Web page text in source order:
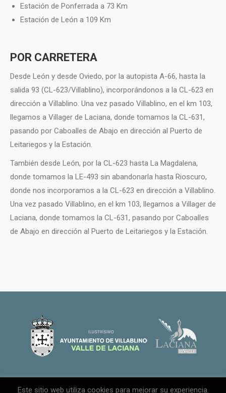
Estación de Ponferrada a 73 Km
Estación de León a 109 Km
POR CARRETERA
Desde León y desde Oviedo, por la autopista A-66, hasta la
salida 93 (CL-623/Villablino), incorporándonos a la CL-623 en
dirección a Villablino. Una vez pasado Villablino, en el km 103,
llegamos a Villager de Laciana, donde tomamos la CL-631,
pasando por Caboalles de Abajo en dirección al Puerto de
Leitariegos y la Estación.
También desde León, por la CL-623 hasta La Magdalena,
donde tomamos la LE-493 sin abandonarla hasta Rioscuro,
donde nos incorporamos a la CL-623 en dirección a Villablino.
Una vez pasado Villablino, en el km 103, llegamos a Villager de
Laciana, donde tomamos la CL-631, pasando por Caboalles
de Abajo en dirección al Puerto de Leitariegos y la Estación.
Aviso legal|Política de privacidad| Contacto|
Ayuntamiento de Villablino, Avenida de la Constitución, 23 Villablino
Este sitio web utiliza cookies para mejorar su experiencia.